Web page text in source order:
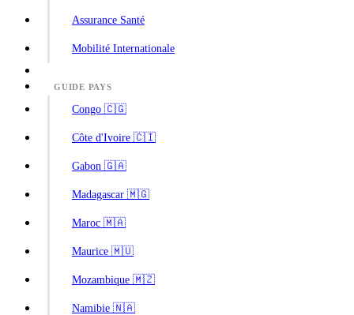
Assurance Santé
Mobilité Internationale
GUIDE PAYS
Congo 🇨🇬
Côte d'Ivoire 🇨🇮
Gabon 🇬🇦
Madagascar 🇲🇬
Maroc 🇲🇦
Maurice 🇲🇺
Mozambique 🇲🇿
Namibie 🇳🇦